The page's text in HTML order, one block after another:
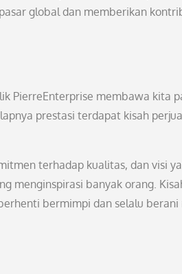
global dan memberikan
PierreEnterprise membawa kita
prestasi terdapat kisah
terhadap kualitas, dan visi
menginspirasi banyak orang.
bermimpi dan selalu